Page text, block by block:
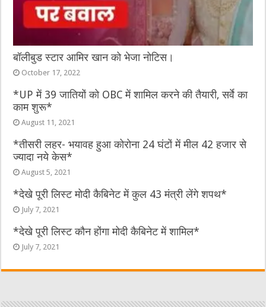
बॉलीबुड स्टार आमिर खान को भेजा नोटिस।
October 17, 2022
*UP में 39 जातियों को OBC में शामिल करने की तैयारी, सर्वे का
काम शुरू*
August 11, 2021
*तीसरी लहर- भयावह हुआ कोरोना 24 घंटों में मील 42 हजार से
ज्यादा नये केस*
August 5, 2021
*देखे पूरी लिस्ट मोदी कैबिनेट में कुल 43 मंत्री लेंगे शपथ*
July 7, 2021
*देखे पूरी लिस्ट कौन होंगा मोदी कैबिनेट में शामिल*
July 7, 2021